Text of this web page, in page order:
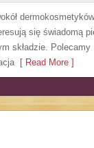
się świadomą
składzie. Polecamy
[ Read More ]